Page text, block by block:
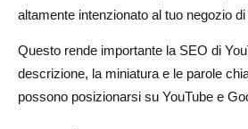
altamente intenzionato al tuo negozio
Questo rende importante la SEO di
descrizione, la miniatura e le parole
possono posizionarsi su YouTube e